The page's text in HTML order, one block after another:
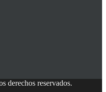
derechos reservados.